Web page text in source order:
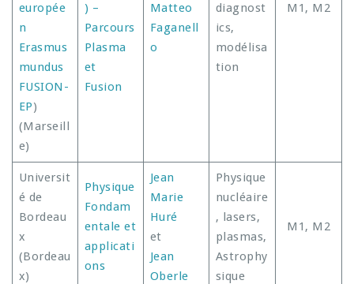
europée
n
Erasmus
mundus
FUSION-
EP)
(Marseill
e)
) –
Parcours
Plasma
et
Fusion
Matteo
Faganell
o
diagnost
ics,
modélisa
tion
M1, M2
Universit
é de
Bordeau
x
(Bordeau
x)
Physique
Fondam
entale et
applicati
ons
Jean
Marie
Huré
et
Jean
Oberle
Physique
nucléaire
, lasers,
plasmas,
Astrophy
sique
M1, M2